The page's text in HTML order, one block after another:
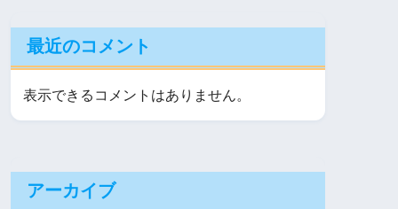
最近のコメント
表示できるコメントはありません。
アーカイブ